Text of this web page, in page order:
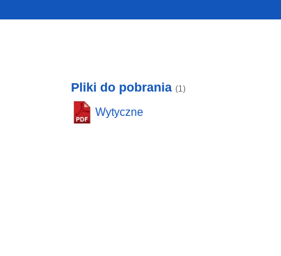
Pliki do pobrania (1)
Wytyczne